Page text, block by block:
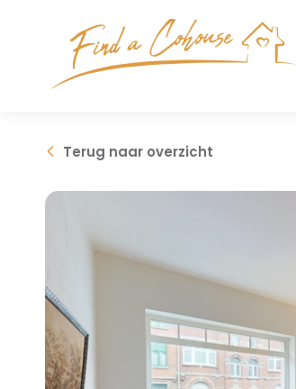
Terug naar overzicht